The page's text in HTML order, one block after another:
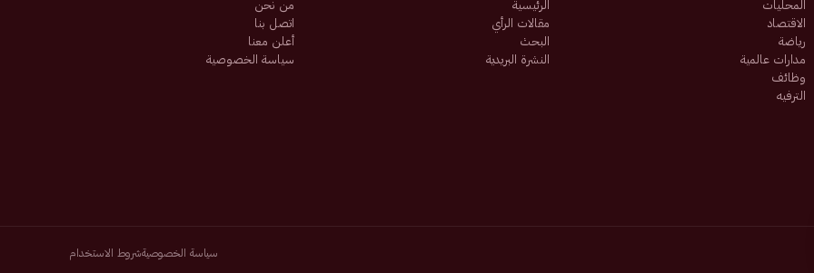
المحليات
الاقتصاد
رياضة
مدارات عالمية
وظائف
الترفيه
الرئيسية
مقالات الرأي
البحث
النشرة البريدية
من نحن
اتصل بنا
أعلن معنا
سياسة الخصوصية
سياسة الخصوصيةشروط الاستخدام